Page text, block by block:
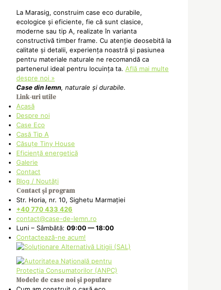
La Marasig, construim case eco durabile,
ecologice și eficiente, fie că sunt clasice,
moderne sau tip A, realizate în varianta
constructivă timber frame. Cu atenție deosebită la
calitate și detalii, experiența noastră și pasiunea
pentru materiale naturale ne recomandă ca
partenerul ideal pentru locuința ta. Află mai multe
despre noi »
Case din lemn, naturale și durabile.
Link-uri utile
Acasă
Despre noi
Case Eco
Casă Tip A
Căsuțe Tiny House
Eficiență energetică
Galerie
Contact
Blog / Noutăți
Contact și program
Str. Horia, nr. 10, Sighetu Marmației
+40 770 433 426
contact@case-de-lemn.ro
Luni – Sâmbătă: 09:00 — 18:00
Contactează-ne acum!
Modele de case noi și populare